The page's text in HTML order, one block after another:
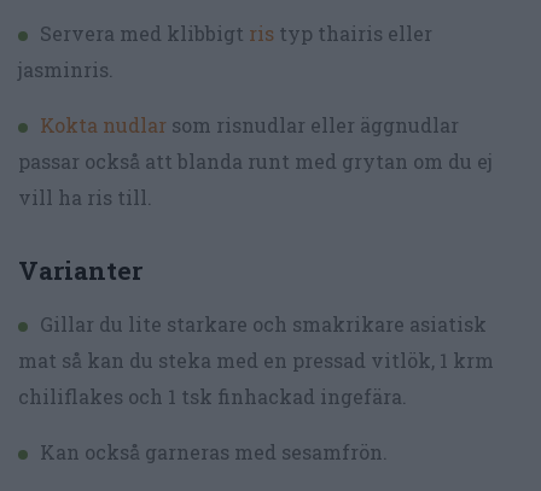
Servera med klibbigt ris typ thairis eller
jasminris.
Kokta nudlar som risnudlar eller äggnudlar
passar också att blanda runt med grytan om du ej
vill ha ris till.
Varianter
Gillar du lite starkare och smakrikare asiatisk
mat så kan du steka med en pressad vitlök, 1 krm
chiliflakes och 1 tsk finhackad ingefära.
Kan också garneras med sesamfrön.